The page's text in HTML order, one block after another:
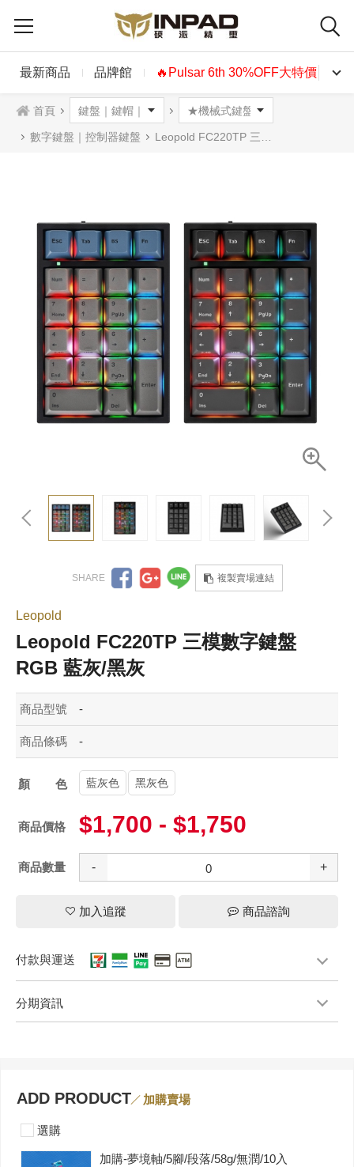
最新商品 品牌館 🔥Pulsar 6th 30%OFF大特價🔥
首頁
數字鍵盤｜控制器鍵盤 Leopold FC220TP 三模數字鍵盤 RGB 藍灰/黑灰
複製賣場連結
Leopold
Leopold FC220TP 三模數字鍵盤
RGB 藍灰/黑灰
商品型號 -
商品條碼 -
顏色藍灰色 黑灰色
商品價格 $1,700 - $1,750
商品數量 - +
加入追蹤 商品諮詢
付款與運送
分期資訊
ADD PRODUCT 加購賣場
選購
加購-夢境軸/5腳/段落/58g/無潤/10入